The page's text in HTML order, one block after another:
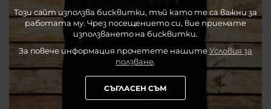
Този сайт използва бисквитки, тъй като те са важни за
работата му. Чрез посещението си, вие приемате
използването на бисквитки.
За повече информация прочетете нашитеУсловия за
ползване.
СЪГЛАСЕН СЪМ